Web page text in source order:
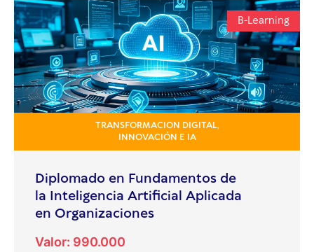
B-Learning
TRANSFORMACION DIGITAL,
INNOVACIÓN E IA
Diplomado en Fundamentos de
la Inteligencia Artificial Aplicada
en Organizaciones
Valor: 990.000